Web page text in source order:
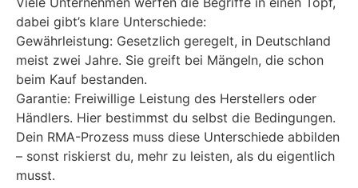
dabei gibt’s klare Unterschiede:
Gewährleistung: Gesetzlich geregelt, in Deutschland
meist zwei Jahre. Sie greift bei Mängeln, die schon
beim Kauf bestanden.
Garantie: Freiwillige Leistung des Herstellers oder
Händlers. Hier bestimmst du selbst die Bedingungen.
Dein RMA-Prozess muss diese Unterschiede abbilden
– sonst riskierst du, mehr zu leisten, als du eigentlich
musst.